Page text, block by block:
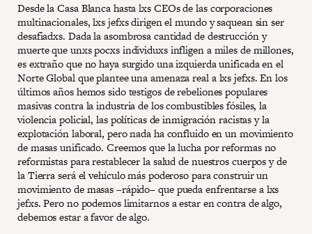
Desde la Casa Blanca hasta lxs CEOs de las corporaciones
multinacionales, lxs jefxs dirigen el mundo y saquean sin ser
desafiadxs. Dada la asombrosa cantidad de destrucción y
muerte que unxs pocxs individuxs infligen a miles de millones,
es extraño que no haya surgido una izquierda unificada en el
Norte Global que plantee una amenaza real a lxs jefxs. En los
últimos años hemos sido testigos de rebeliones populares
masivas contra la industria de los combustibles fósiles, la
violencia policial, las políticas de inmigración racistas y la
explotación laboral, pero nada ha confluido en un movimiento
de masas unificado. Creemos que la lucha por reformas no
reformistas para restablecer la salud de nuestros cuerpos y de
la Tierra será el vehículo más poderoso para construir un
movimiento de masas –rápido– que pueda enfrentarse a lxs
jefxs. Pero no podemos limitarnos a estar en contra de algo,
debemos estar a favor de algo.